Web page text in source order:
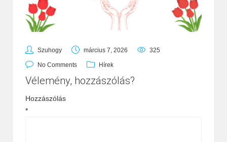
Szuhogy március 7, 2026 325
No Comments Hírek
Vélemény, hozzászólás?
Hozzászólás
*